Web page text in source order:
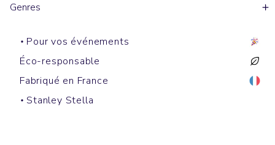
Genres
Pour vos événements
Éco-responsable
Fabriqué en France
Stanley Stella
T-shirts manches courtes
CREATOR